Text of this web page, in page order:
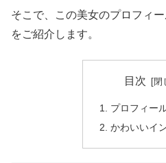
そこで、この美女のプロフィ
をご紹介します。
目次
プロフィー
かわいいイ